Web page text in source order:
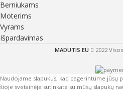
Berniukams
Moterims
Vyrams
Išpardavimas
MADUTIS.EU 2022
Naudojame slapukus, kad pagerintume jūsų
šioje svetainėje sutinkate su mūsų slapukų